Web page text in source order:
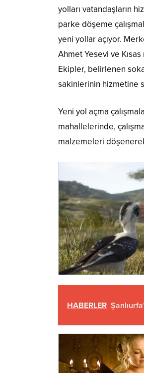
yolları vatandaşların
parke döşeme
yeni yollar açıyor.
Ahmet Yesevi ve
Ekipler, belirlenen
sakinlerinin hizmetine
Yeni yol açma
mahallelerinde,
malzemeleri
HABERLER